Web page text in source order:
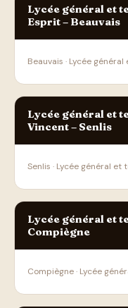
Lycée général et
Esprit – Beauvais
Beauvais · Lycée
Lycée général et
Vincent – Senlis
Senlis · Lycée général et
Lycée général et
Compiègne
Compiègne · Lycée